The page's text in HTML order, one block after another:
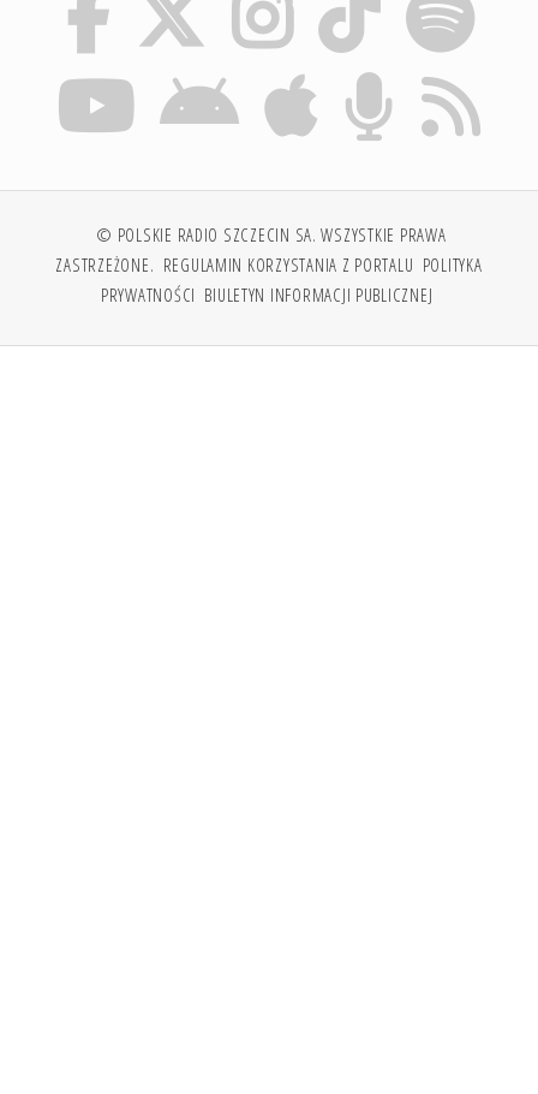
© POLSKIE RADIO SZCZECIN SA. WSZYSTKIE PRAWA
ZASTRZEŻONE. REGULAMIN KORZYSTANIA Z PORTALU POLITYKA
PRYWATNOŚCI BIULETYN INFORMACJI PUBLICZNEJ